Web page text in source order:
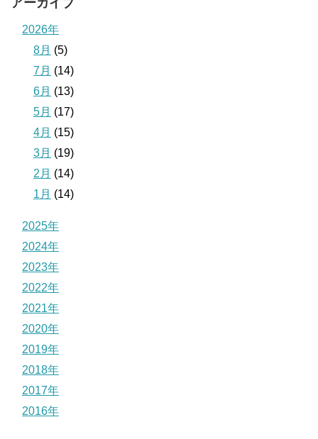
アーカイブ
2026年
8月 (5)
7月 (14)
6月 (13)
5月 (17)
4月 (15)
3月 (19)
2月 (14)
1月 (14)
2025年
2024年
2023年
2022年
2021年
2020年
2019年
2018年
2017年
2016年